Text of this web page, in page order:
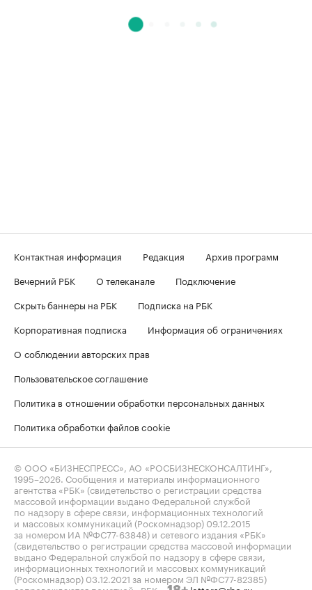
Контактная информация Редакция
Архив программ
Вечерний РБК
О телеканале
Подключение
Скрыть баннеры на РБК
Подписка на РБК
Корпоративная подписка
Информация об ограничениях
О соблюдении авторских прав
Пользовательское соглашение
Политика в отношении обработки персональных данных
Политика обработки файлов cookie
© ООО «БИЗНЕСПРЕСС», АО «РОСБИЗНЕСКОНСАЛТИНГ»,
1995–2026 . Сообщения и материалы информационного
агентства «РБК» (свидетельство о регистрации средства
массовой информации выдано Федеральной службой
по надзору в сфере связи, информационных технологий
и массовых коммуникаций (Роскомнадзор) 09.12.2015
за номером ИА №ФС77-63848) и сетевого издания «РБК»
(свидетельство о регистрации средства массовой информации
выдано Федеральной службой по надзору в сфере связи,
информационных технологий и массовых коммуникаций
(Роскомнадзор) 03.12.2021 за номером ЭЛ №ФС77-82385)